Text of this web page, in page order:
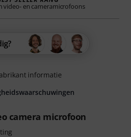
camera microfoon
video- en cameramicrofoons
informatie